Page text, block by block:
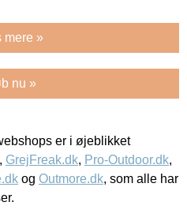
mere »
nu »
er i øjeblikket
, GrejFreak.dk, Pro-Outdoor.dk,
og Outmore.dk, som alle har